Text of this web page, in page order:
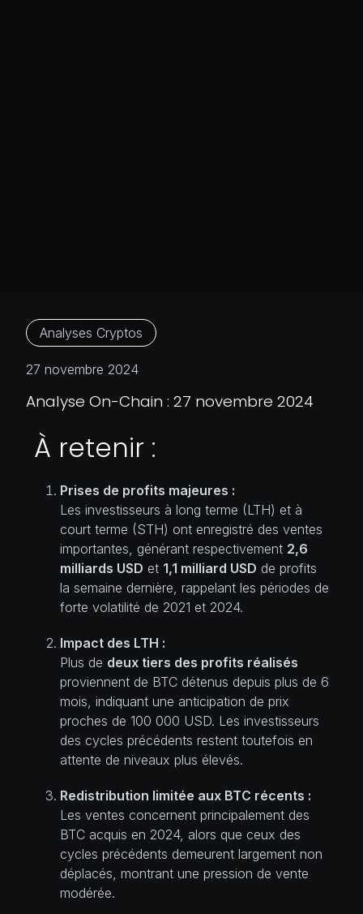
Analyses Cryptos
27 novembre 2024
Analyse On-Chain : 27 novembre 2024
À retenir :
Prises de profits majeures :
Les investisseurs à long terme (LTH) et à
court terme (STH) ont enregistré des ventes
importantes, générant respectivement 2,6
milliards USD et 1,1 milliard USD de profits
la semaine dernière, rappelant les périodes de
forte volatilité de 2021 et 2024.
Impact des LTH :
Plus de deux tiers des profits réalisés
proviennent de BTC détenus depuis plus de 6
mois, indiquant une anticipation de prix
proches de 100 000 USD. Les investisseurs
des cycles précédents restent toutefois en
attente de niveaux plus élevés.
Redistribution limitée aux BTC récents :
Les ventes concernent principalement des
BTC acquis en 2024, alors que ceux des
cycles précédents demeurent largement non
déplacés, montrant une pression de vente
modérée.